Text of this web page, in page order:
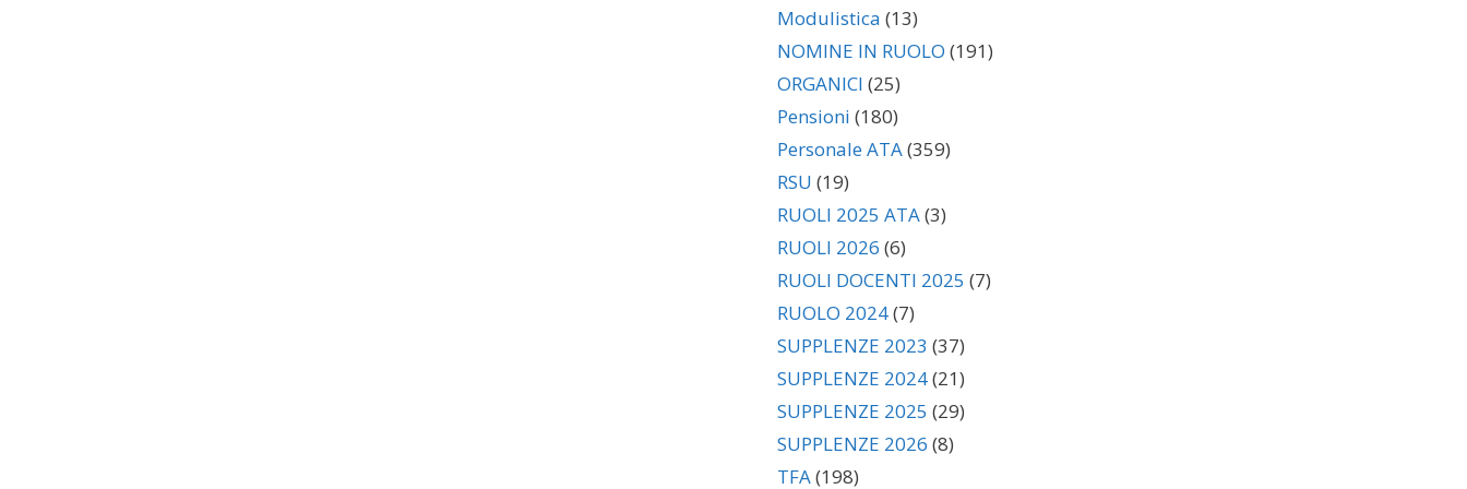
Modulistica (13)
NOMINE IN RUOLO (191)
ORGANICI (25)
Pensioni (180)
Personale ATA(359)
RSU (19)
RUOLI 2025 ATA(3)
RUOLI 2026 (6)
RUOLI DOCENTI 2025 (7)
RUOLO 2024(7)
SUPPLENZE 2023 (37)
SUPPLENZE 2024(21)
SUPPLENZE 2025 (29)
SUPPLENZE 2026 (8)
TFA(198)